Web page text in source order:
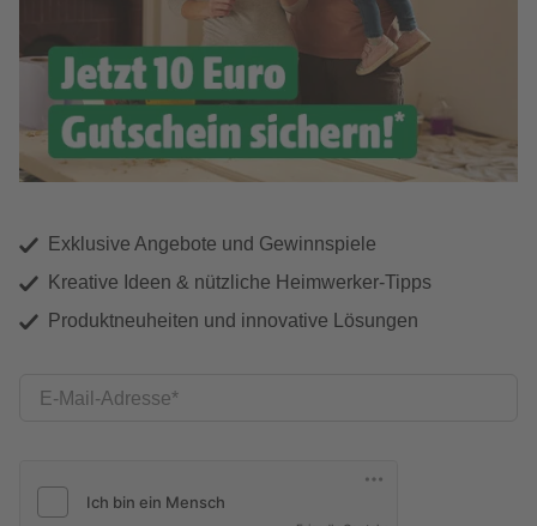
Exklusive Angebote und Gewinnspiele
Kreative Ideen & nützliche Heimwerker-Tipps
Produktneuheiten und innovative Lösungen
E-Mail-Adresse